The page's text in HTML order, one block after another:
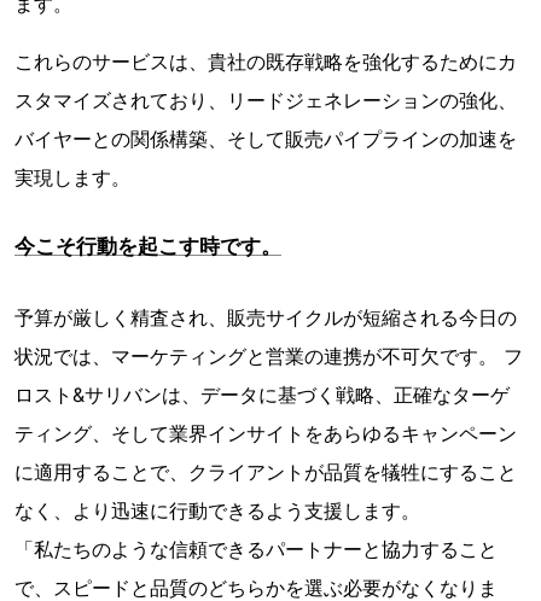
これらのサービスは、貴社の既存戦略を強化するためにカ
スタマイズされており、リードジェネレーションの強化、
バイヤーとの関係構築、そして販売パイプラインの加速を
実現します。
今こそ行動を起こす時です。
予算が厳しく精査され、販売サイクルが短縮される今日の
状況では、マーケティングと営業の連携が不可欠です。 フ
ロスト&サリバンは、データに基づく戦略、正確なターゲ
ティング、そして業界インサイトをあらゆるキャンペーン
に適用することで、クライアントが品質を犠牲にすること
なく、より迅速に行動できるよう支援します。
「私たちのような信頼できるパートナーと協力すること
で、スピードと品質のどちらかを選ぶ必要がなくなりま